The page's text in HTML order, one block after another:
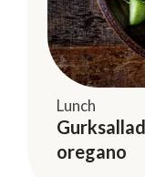
Lunch
oregano